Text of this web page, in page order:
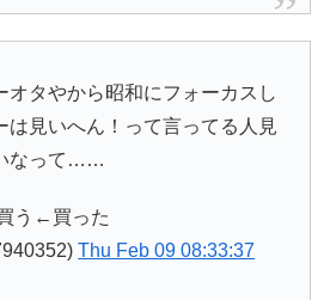
オタやから昭和にフォーカスし
は見いへん！って言ってる人見
なって……
う←買った
Thu Feb 09 08:33:37